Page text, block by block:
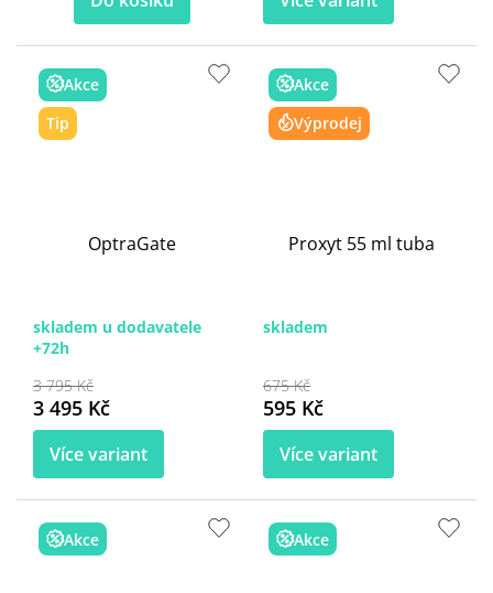
Akce
Tip
OptraGate
skladem u dodavatele
+72h
3 795 Kč
3 495 Kč
Více variant
Akce
Výprodej
Proxyt 55 ml tuba
skladem
675 Kč
595 Kč
Více variant
Akce Akce